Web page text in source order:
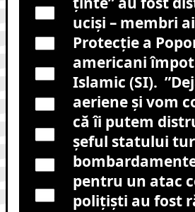
ucişi – membri
Protecţie a
americani
Islamic (SI).
aeriene şi vom
că îi putem
şeful statului
pentru un atac
poliţişti au fost